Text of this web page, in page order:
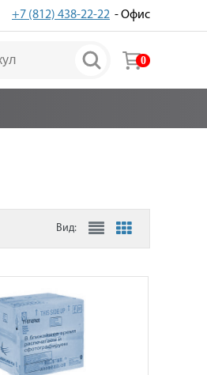
+7 (812) 438-22-22 - Офис
0
Вид: